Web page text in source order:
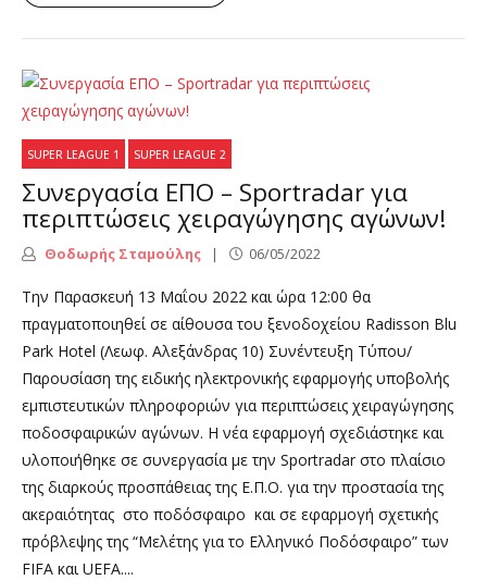
SUPER LEAGUE 1 SUPER LEAGUE 2
Συνεργασία ΕΠΟ – Sportradar για
περιπτώσεις χειραγώγησης αγώνων!
Θοδωρής Σταμούλης 06/05/2022
Την Παρασκευή 13 Μαΐου 2022 και ώρα 12:00 θα
πραγματοποιηθεί σε αίθουσα του ξενοδοχείου Radisson Blu
Park Hotel (Λεωφ. Αλεξάνδρας 10) Συνέντευξη Τύπου/
Παρουσίαση της ειδικής ηλεκτρονικής εφαρμογής υποβολής
εμπιστευτικών πληροφοριών για περιπτώσεις χειραγώγησης
ποδοσφαιρικών αγώνων. Η νέα εφαρμογή σχεδιάστηκε και
υλοποιήθηκε σε συνεργασία με την Sportradar στο πλαίσιο
της διαρκούς προσπάθειας της Ε.Π.Ο. για την προστασία της
ακεραιότητας στο ποδόσφαιρο και σε εφαρμογή σχετικής
πρόβλεψης της “Μελέτης για το Eλληνικό Ποδόσφαιρο” των
FIFA και UEFA....